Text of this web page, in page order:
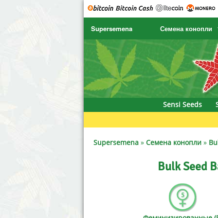
Supersemena Семена конопли
SENSI SEEDS
SENSI SEEDS RESEARCH
NIRVANA
SERIOUS SEEDS
CBD
Chronic
Dr.
Dutch
Exotic
Sensi Seeds
Supersemena » Семена конопли »
Bulk Seed